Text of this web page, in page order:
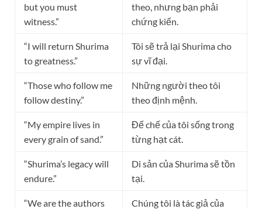
but you must
witness.”
theo, nhưng bạn phải
chứng kiến.
“I will return Shurima
to greatness.”
Tôi sẽ trả lại Shurima cho
sự vĩ đại.
“Those who follow me
follow destiny.”
Những người theo tôi
theo định mệnh.
“My empire lives in
every grain of sand.”
Đế chế của tôi sống trong
từng hạt cát.
“Shurima’s legacy will
endure.”
Di sản của Shurima sẽ tồn
tại.
“We are the authors
Chúng tôi là tác giả của